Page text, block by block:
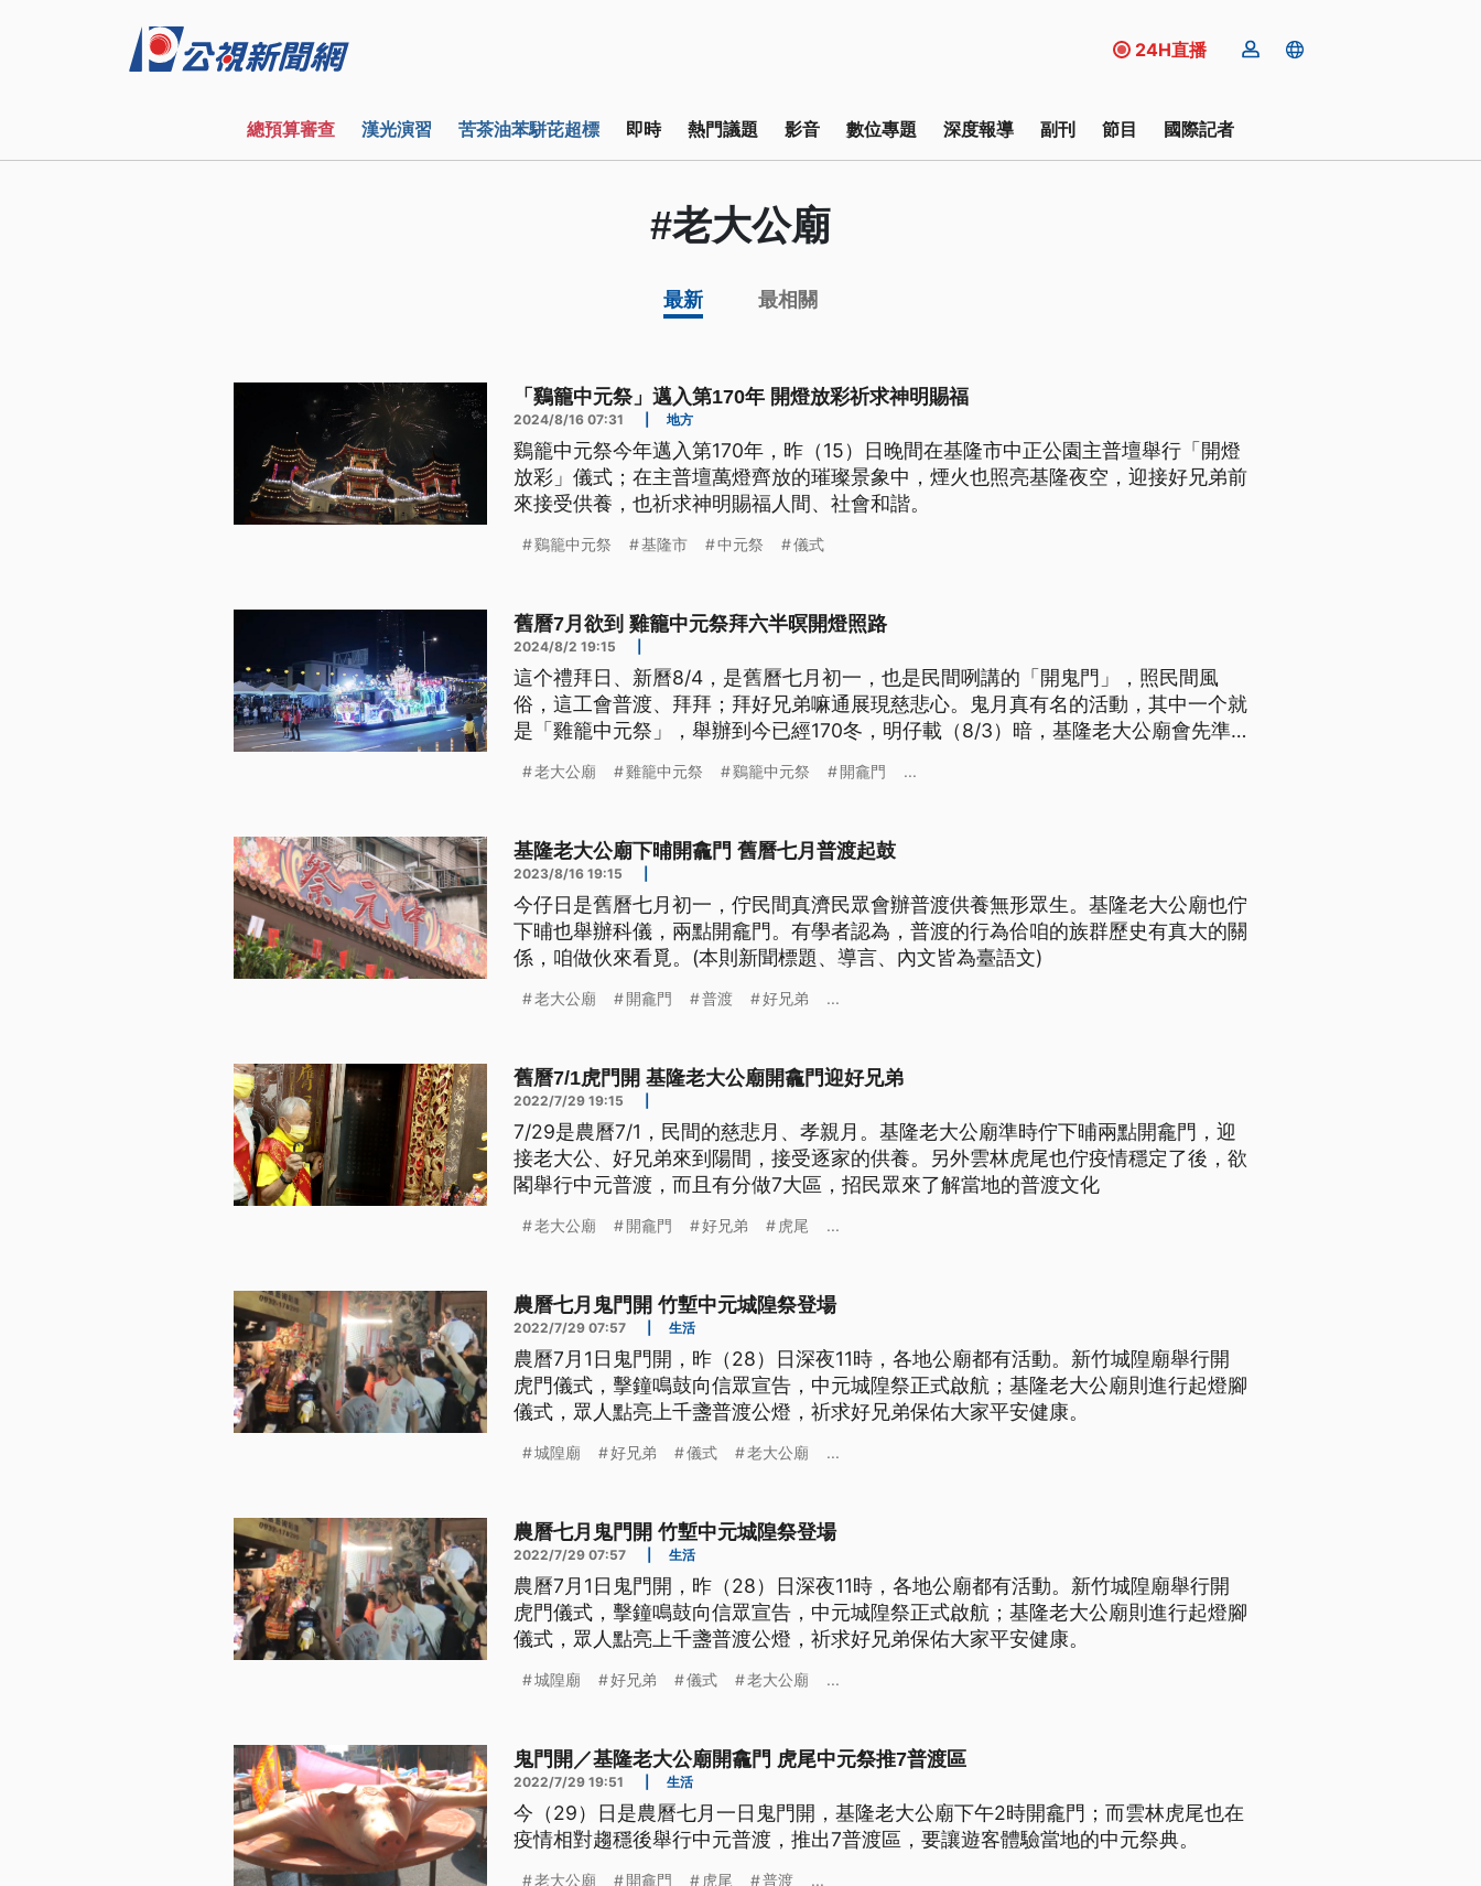
24H直播
總預算審查 漢光演習 苦茶油苯駢芘超標 即時 熱門議題 影音 數位專題 深度報導 副刊 節目 國際記者
#老大公廟
最新 最相關
「鷄籠中元祭」邁入第170年 開燈放彩祈求神明賜福
2024/8/16 07:31 地方
鷄籠中元祭今年邁入第170年，昨（15）日晚間在基隆市中正公園主普壇舉行「開燈
放彩」儀式；在主普壇萬燈齊放的璀璨景象中，煙火也照亮基隆夜空，迎接好兄弟前
來接受供養，也祈求神明賜福人間、社會和諧。
鷄籠中元祭 基隆市 中元祭 儀式
舊曆7月欲到 雞籠中元祭拜六半暝開燈照路
2024/8/2 19:15
這个禮拜日、新曆8/4，是舊曆七月初一，也是民間咧講的「開鬼門」，照民間風
俗，這工會普渡、拜拜；拜好兄弟嘛通展現慈悲心。鬼月真有名的活動，其中一个就
是「雞籠中元祭」，舉辦到今已經170冬，明仔載（8/3）暗，基隆老大公廟會先準
皆為臺語文。）
老大公廟 雞籠中元祭 鷄籠中元祭 開龕門 ...
基隆老大公廟下晡開龕門 舊曆七月普渡起鼓
2023/8/16 19:15
今仔日是舊曆七月初一，佇民間真濟民眾會辦普渡供養無形眾生。基隆老大公廟也佇
下晡也舉辦科儀，兩點開龕門。有學者認為，普渡的行為佮咱的族群歷史有真大的關
係，咱做伙來看覓。(本則新聞標題、導言、內文皆為臺語文)
老大公廟 開龕門 普渡 好兄弟 ...
舊曆7/1虎門開 基隆老大公廟開龕門迎好兄弟
2022/7/29 19:15
7/29是農曆7/1，民間的慈悲月、孝親月。基隆老大公廟準時佇下晡兩點開龕門，迎
接老大公、好兄弟來到陽間，接受逐家的供養。另外雲林虎尾也佇疫情穩定了後，欲
閣舉行中元普渡，而且有分做7大區，招民眾來了解當地的普渡文化
老大公廟 開龕門 好兄弟 虎尾 ...
農曆七月鬼門開 竹塹中元城隍祭登場
2022/7/29 07:57 生活
農曆7月1日鬼門開，昨（28）日深夜11時，各地公廟都有活動。新竹城隍廟舉行開
虎門儀式，擊鐘鳴鼓向信眾宣告，中元城隍祭正式啟航；基隆老大公廟則進行起燈腳
儀式，眾人點亮上千盞普渡公燈，祈求好兄弟保佑大家平安健康。
城隍廟 好兄弟 儀式 老大公廟 ...
農曆七月鬼門開 竹塹中元城隍祭登場
2022/7/29 07:57 生活
農曆7月1日鬼門開，昨（28）日深夜11時，各地公廟都有活動。新竹城隍廟舉行開
虎門儀式，擊鐘鳴鼓向信眾宣告，中元城隍祭正式啟航；基隆老大公廟則進行起燈腳
儀式，眾人點亮上千盞普渡公燈，祈求好兄弟保佑大家平安健康。
城隍廟 好兄弟 儀式 老大公廟 ...
鬼門開／基隆老大公廟開龕門 虎尾中元祭推7普渡區
2022/7/29 19:51 生活
今（29）日是農曆七月一日鬼門開，基隆老大公廟下午2時開龕門；而雲林虎尾也在
疫情相對趨穩後舉行中元普渡，推出7普渡區，要讓遊客體驗當地的中元祭典。
老大公廟 開龕門 虎尾 普渡 ...